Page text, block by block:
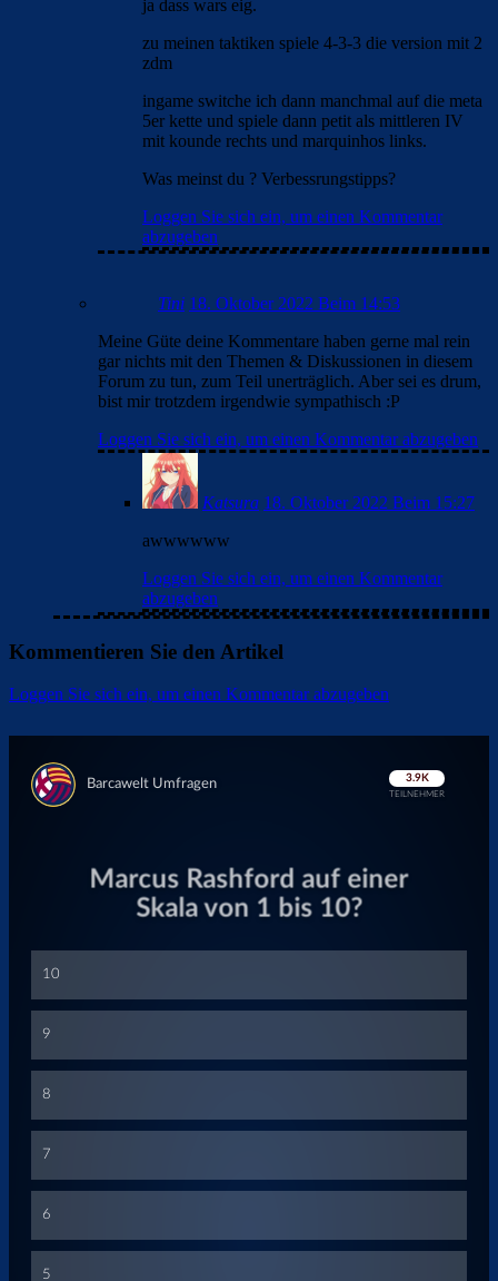
ja dass wars eig.
zu meinen taktiken spiele 4-3-3 die version mit 2
zdm
ingame switche ich dann manchmal auf die meta
5er kette und spiele dann petit als mittleren IV
mit kounde rechts und marquinhos links.
Was meinst du ? Verbessrungstipps?
Loggen Sie sich ein, um einen Kommentar
abzugeben
Tini 18. Oktober 2022 Beim 14:53
Meine Güte deine Kommentare haben gerne mal rein
gar nichts mit den Themen & Diskussionen in diesem
Forum zu tun, zum Teil unerträglich. Aber sei es drum,
bist mir trotzdem irgendwie sympathisch :P
Loggen Sie sich ein, um einen Kommentar abzugeben
Katsura 18. Oktober 2022 Beim 15:27
awwwwww
Loggen Sie sich ein, um einen Kommentar
abzugeben
Kommentieren Sie den Artikel
Loggen Sie sich ein, um einen Kommentar abzugeben
Überspringen